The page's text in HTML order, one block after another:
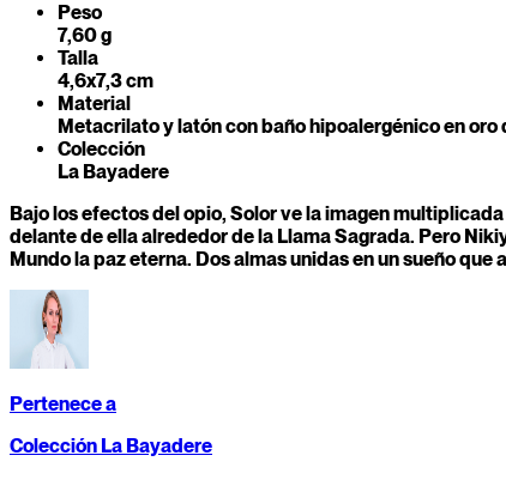
Peso
7,60 g
Talla
4,6x7,3 cm
Material
Metacrilato y latón con baño hipoalergénico en oro
Colección
La Bayadere
Bajo los efectos del opio, Solor ve la imagen
delante de ella alrededor de la Llama Sagrada. Pero
Mundo la paz eterna. Dos almas unidas en un sueño
Pertenece a
Colección La Bayadere